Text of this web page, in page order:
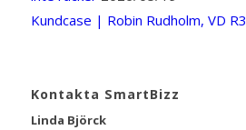
Kundcase | Robin Rudholm, VD R3
Kontakta SmartBizz
Linda Björck